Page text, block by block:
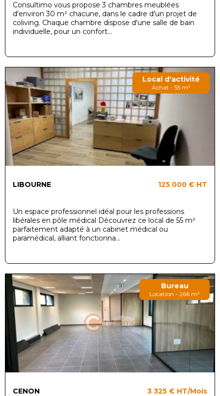
Consultimo vous propose 3 chambres meublées
d'environ 30 m² chacune, dans le cadre d'un projet de
coliving. Chaque chambre dispose d'une salle de bain
individuelle, pour un confort...
Local d'activité
Achat - 55 m²
LIBOURNE 125 000 € HT
Un espace professionnel idéal pour les professions
libérales en pôle médical Découvrez ce local de 55 m²
parfaitement adapté à un cabinet médical ou
paramédical, alliant fonctionna...
Bureau
Location - 266 m²
CENON 3 325 € HT/Mois